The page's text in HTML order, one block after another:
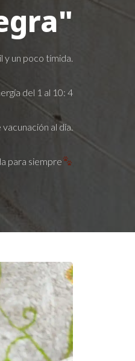
y un poco tímida.
del 1 al 10: 4
al día.
para siempre